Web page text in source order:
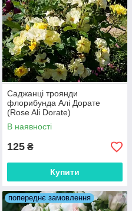
Саджанці троянди
флорибунда Алі Дорате
(Rose Ali Dorate)
В наявності
125 ₴
Купити
попереднє замовлення